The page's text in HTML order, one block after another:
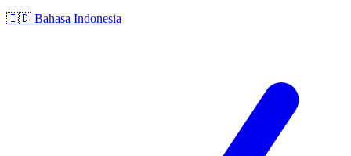
🇮🇩 Bahasa Indonesia